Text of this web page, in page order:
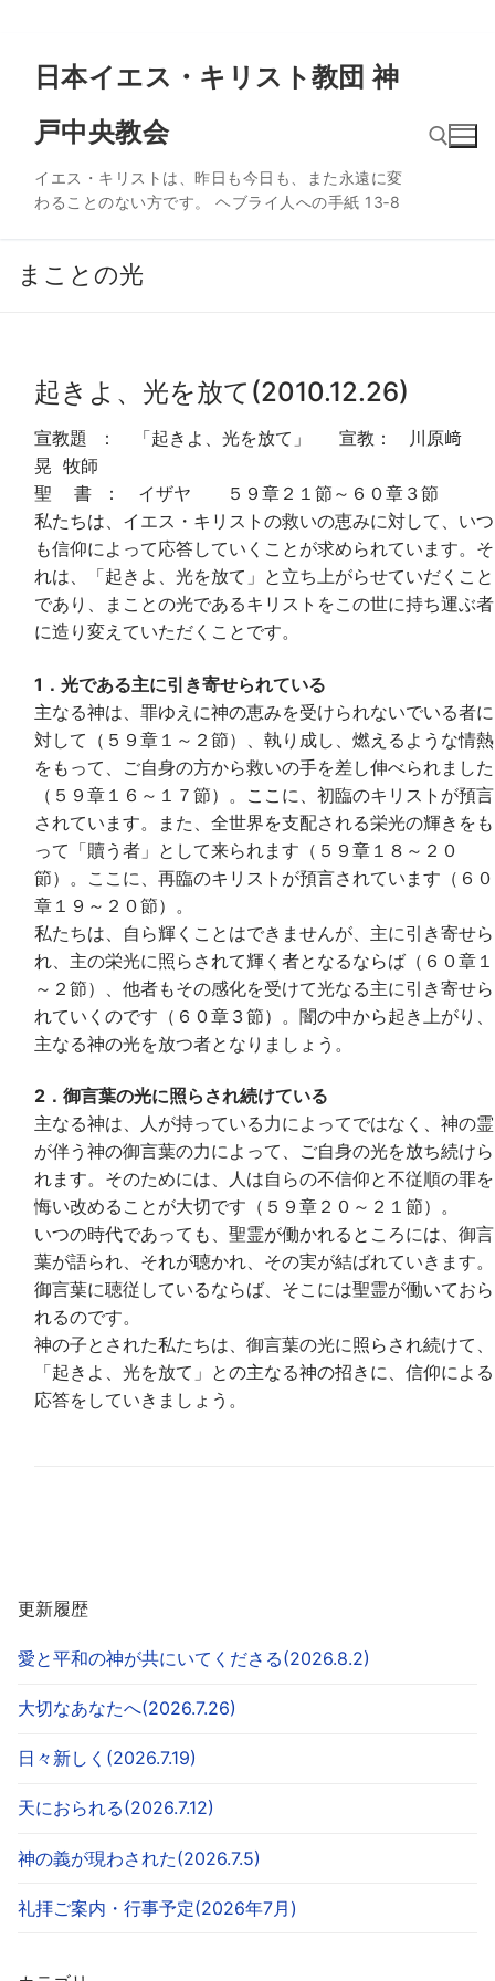
日本イエス・キリスト教団 神
戸中央教会
イエス・キリストは、昨日も今日も、また永遠に変
わることのない方です。 ヘブライ人への手紙 13‐8
まことの光
起きよ、光を放て(2010.12.26)
宣教題 ： 「起きよ、光を放て」 宣教： 川原﨑
晃 牧師
聖 書 ： イザヤ ５９章２１節～６０章３節
私たちは、イエス・キリストの救いの恵みに対して、いつ
も信仰によって応答していくことが求められています。そ
れは、「起きよ、光を放て」と立ち上がらせていだくこと
であり、まことの光であるキリストをこの世に持ち運ぶ者
に造り変えていただくことです。
1．光である主に引き寄せられている
主なる神は、罪ゆえに神の恵みを受けられないでいる者に
対して（５９章１～２節）、執り成し、燃えるような情熱
をもって、ご自身の方から救いの手を差し伸べられました
（５９章１６～１７節）。ここに、初臨のキリストが預言
されています。また、全世界を支配される栄光の輝きをも
って「贖う者」として来られます（５９章１８～２０
節）。ここに、再臨のキリストが預言されています（６０
章１９～２０節）。
私たちは、自ら輝くことはできませんが、主に引き寄せら
れ、主の栄光に照らされて輝く者となるならば（６０章１
～２節）、他者もその感化を受けて光なる主に引き寄せら
れていくのです（６０章３節）。闇の中から起き上がり、
主なる神の光を放つ者となりましょう。
2．御言葉の光に照らされ続けている
主なる神は、人が持っている力によってではなく、神の霊
が伴う神の御言葉の力によって、ご自身の光を放ち続けら
れます。そのためには、人は自らの不信仰と不従順の罪を
悔い改めることが大切です（５９章２０～２１節）。
いつの時代であっても、聖霊が働かれるところには、御言
葉が語られ、それが聴かれ、その実が結ばれていきます。
御言葉に聴従しているならば、そこには聖霊が働いておら
れるのです。
神の子とされた私たちは、御言葉の光に照らされ続けて、
「起きよ、光を放て」との主なる神の招きに、信仰による
応答をしていきましょう。
更新履歴
愛と平和の神が共にいてくださる(2026.8.2)
大切なあなたへ(2026.7.26)
日々新しく(2026.7.19)
天におられる(2026.7.12)
神の義が現わされた(2026.7.5)
礼拝ご案内・行事予定(2026年7月)